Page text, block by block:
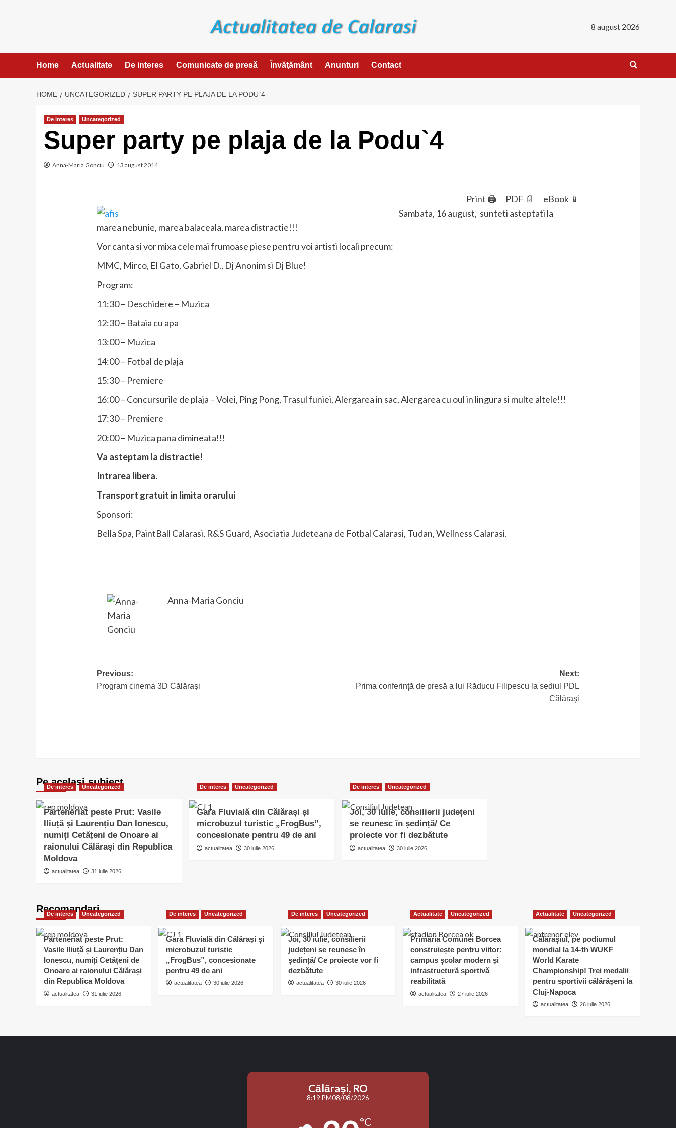
8 august 2026
Home Actualitate De interes Comunicate de presă Învăţământ Anunturi Contact
HOME UNCATEGORIZED SUPER PARTY PE PLAJA DE LA PODU`4
De interes Uncategorized
Super party pe plaja de la Podu`4
Anna-Maria Gonciu 13 august 2014
Print 🖨 PDF 📄
eBook 📱
Sambata, 16 august, sunteti asteptati la
marea nebunie, marea balaceala, marea distractie!!!
Vor canta si vor mixa cele mai frumoase piese pentru voi artisti locali precum:
MMC, Mirco, El Gato, Gabriel D., Dj Anonim si Dj Blue!
Program:
11:30 – Deschidere – Muzica
12:30 – Bataia cu apa
13:00 – Muzica
14:00 – Fotbal de plaja
15:30 – Premiere
16:00 – Concursurile de plaja – Volei, Ping Pong, Trasul funiei, Alergarea in sac, Alergarea cu oul in lingura si multe altele!!!
17:30 – Premiere
20:00 – Muzica pana dimineata!!!
Va asteptam la distractie!
Intrarea libera.
Transport gratuit in limita orarului
Sponsori:
Bella Spa, PaintBall Calarasi, R&S Guard, Asociatia Judeteana de Fotbal Calarasi, Tudan, Wellness Calarasi.
Anna-Maria Gonciu
Post
navigation
Previous:
Program cinema 3D Călărași
Next:
Prima conferinţă de presă a lui Răducu Filipescu la sediul PDL
Călăraşi
Pe acelasi subiect
De interes Uncategorized
Parteneriat peste Prut: Vasile
Iliuță și Laurențiu Dan Ionescu,
numiți Cetățeni de Onoare ai
raionului Călărași din Republica
Moldova
actualitatea 31 iulie 2026
De interes Uncategorized
Gara Fluvială din Călărași și
microbuzul turistic „FrogBus”,
concesionate pentru 49 de ani
actualitatea 30 iulie 2026
De interes Uncategorized
Joi, 30 iulie, consilierii județeni
se reunesc în ședință/ Ce
proiecte vor fi dezbătute
actualitatea 30 iulie 2026
Recomandari
De interes Uncategorized
Parteneriat peste Prut:
Vasile Iliuță și Laurențiu Dan
Ionescu, numiți Cetățeni de
Onoare ai raionului Călărași
din Republica Moldova
actualitatea 31 iulie 2026
De interes Uncategorized
Gara Fluvială din Călărași și
microbuzul turistic
„FrogBus”, concesionate
pentru 49 de ani
actualitatea 30 iulie 2026
De interes Uncategorized
Joi, 30 iulie, consilierii
județeni se reunesc în
ședință/ Ce proiecte vor fi
dezbătute
actualitatea 30 iulie 2026
Actualitate Uncategorized
Primăria Comunei Borcea
construiește pentru viitor:
campus școlar modern și
infrastructură sportivă
reabilitată
actualitatea 27 iulie 2026
Actualitate Uncategorized
Călărașiul, pe podiumul
mondial la 14-th WUKF
World Karate
Championship! Trei medalii
pentru sportivii călărășeni la
Cluj-Napoca
actualitatea 26 iulie 2026
Călăraşi, RO
8:19 PM08/08/2026
°C